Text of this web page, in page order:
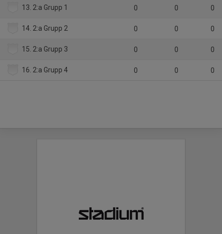
13. 2:a Grupp 1 0 0 0
14. 2:a Grupp 2 0 0 0
15. 2:a Grupp 3 0 0 0
16. 2:a Grupp 4 0 0 0